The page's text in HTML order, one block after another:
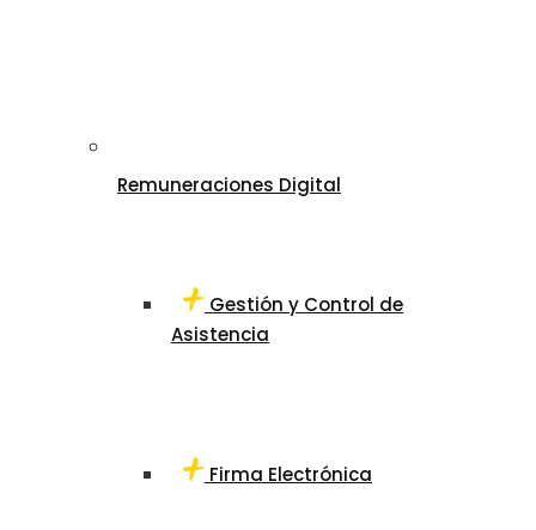
Remuneraciones Digital
Gestión y Control de
Asistencia
Firma Electrónica